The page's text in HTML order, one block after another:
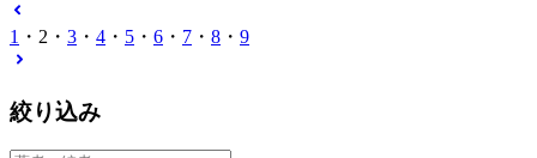
1 ・ 2 ・ 3 ・ 4 ・ 5 ・ 6 ・ 7 ・ 8 ・ 9
絞り込み